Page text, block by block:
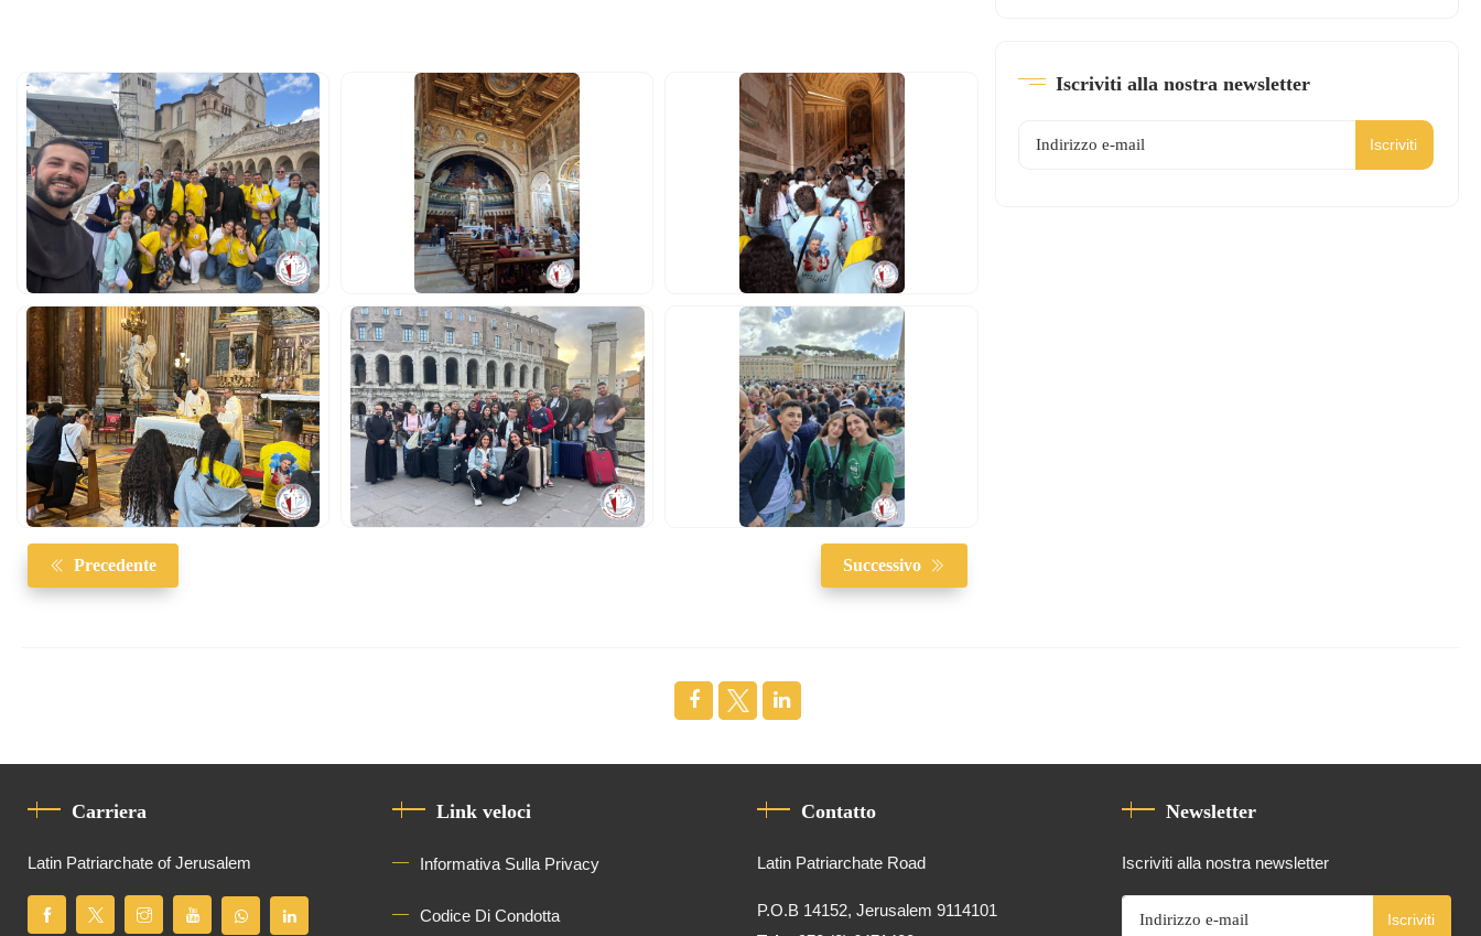
Precedente Successivo
Iscriviti alla nostra newsletter
Iscriviti
Carriera
Latin Patriarchate of Jerusalem
Link veloci
Informativa Sulla Privacy
Codice Di Condotta
Contatto
Latin Patriarchate Road
P.O.B 14152, Jerusalem 9114101
Newsletter
Iscriviti alla nostra newsletter
Iscriviti